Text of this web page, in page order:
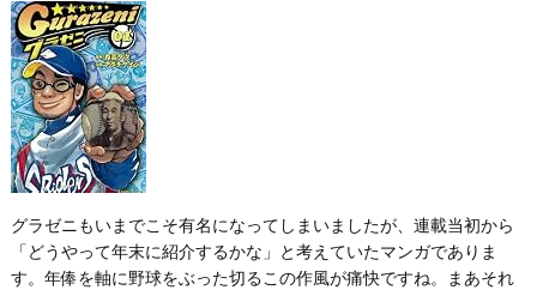
グラゼニもいまでこそ有名になってしまいましたが、連載当初から
「どうやって年末に紹介するかな」と考えていたマンガでありま
す。年俸を軸に野球をぶった切るこの作風が痛快ですね。まあそれ